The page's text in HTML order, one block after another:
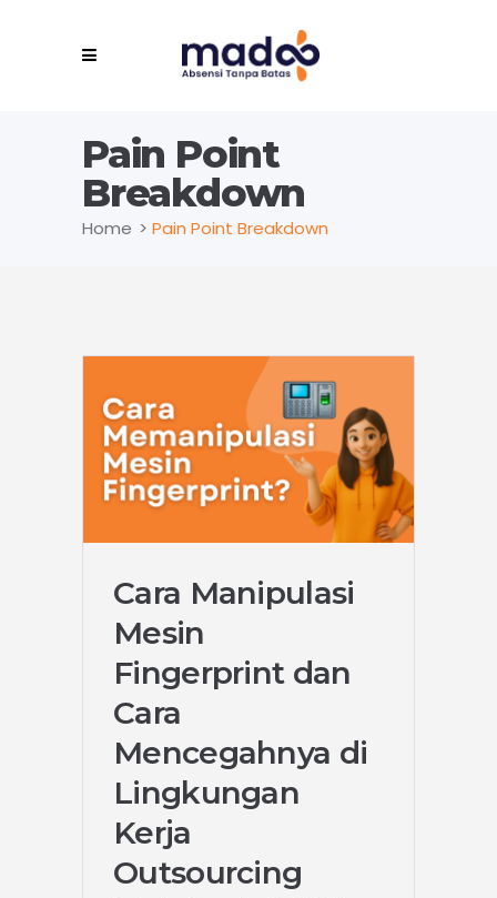
Pain Point
Breakdown
Home > Pain Point Breakdown
Cara Manipulasi
Mesin
Fingerprint dan
Cara
Mencegahnya di
Lingkungan
Kerja
Outsourcing